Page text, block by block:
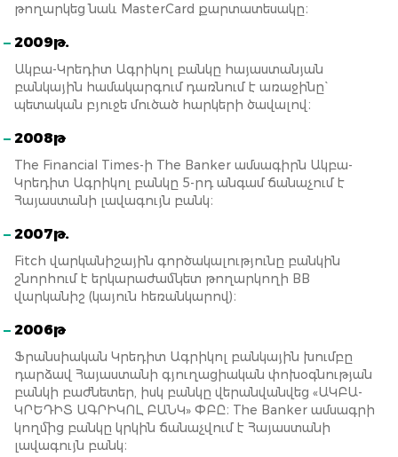
թողարկեց նաև MasterCard քարտատեսակը։
2009թ.
Ակբա-Կրեդիտ Ագրիկոլ բանկը հայաստանյան
բանկային համակարգում դառնում է առաջինը`
պետական բյուջե մուծած հարկերի ծավալով։
2008թ
The Financial Times-ի The Banker ամսագիրն Ակբա-
Կրեդիտ Ագրիկոլ բանկը 5-րդ անգամ ճանաչում է
Հայաստանի լավագույն բանկ։
2007թ.
Fitch վարկանիշային գործակալությունը բանկին
շնորհում է երկարաժամկետ թողարկողի BB
վարկանիշ (կայուն հեռանկարով)։
2006թ
Ֆրանսիական Կրեդիտ Ագրիկոլ բանկային խումբը
դարձավ Հայաստանի գյուղացիական փոխօգնության
բանկի բաժնետեր, իսկ բանկը վերանվանվեց «ԱԿԲԱ-
ԿՐԵԴԻՏ ԱԳՐԻԿՈԼ ԲԱՆԿ» ՓԲԸ։ The Banker ամսագրի
կողմից բանկը կրկին ճանաչվում է Հայաստանի
լավագույն բանկ։